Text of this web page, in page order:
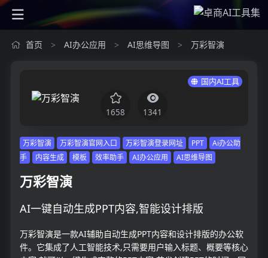
首页 > AI办公应用 > AI思维导图 > 万彩智演
国内AI工具
1658 1341
万彩智演 万彩智演官网入口 万彩智演登录网址 PPT
Ai办公助
手
内容生成 模板 效率助手 AI办公应用 AI思维导图
万彩智演
AI一键自动生成PPT内容,智能设计排版
万彩智演是一款AI辅助自动生成PPT内容和设计排版的办公软
件。它集成了人工智能技术,只需要用户输入标题、概要等核心